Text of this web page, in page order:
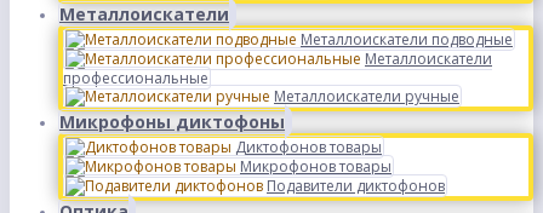
Металлоискатели
Металлоискатели подводные
Металлоискатели
профессиональные
Металлоискатели ручные
Микрофоны диктофоны
Диктофонов товары
Микрофонов товары
Подавители диктофонов